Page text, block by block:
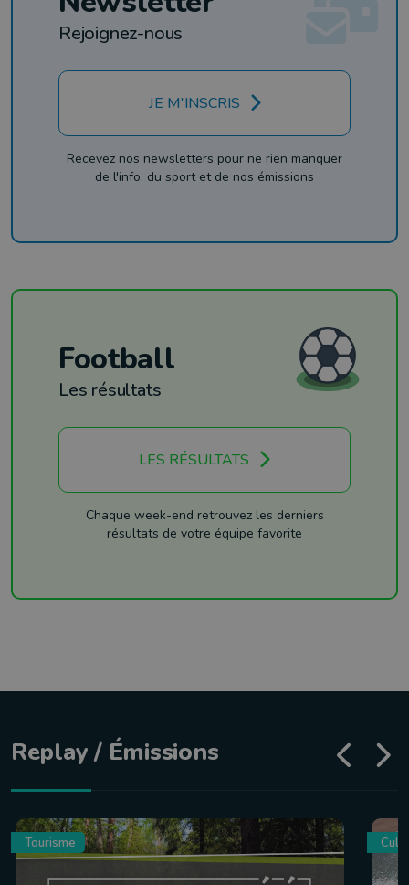
Rejoignez-nous
JE M'INSCRIS
Recevez nos newsletters pour ne rien manquer
de l'info, du sport et de nos émissions
Football
Les résultats
LES RÉSULTATS
Chaque week-end retrouvez les derniers
résultats de votre équipe favorite
Replay / Émissions
Tourisme